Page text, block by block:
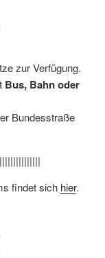
zur Verfügung.
Bus, Bahn oder
Bundesstraße
findet sich hier.